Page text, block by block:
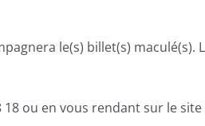
le(s) billet(s) maculé(s).
ou en vous rendant sur le